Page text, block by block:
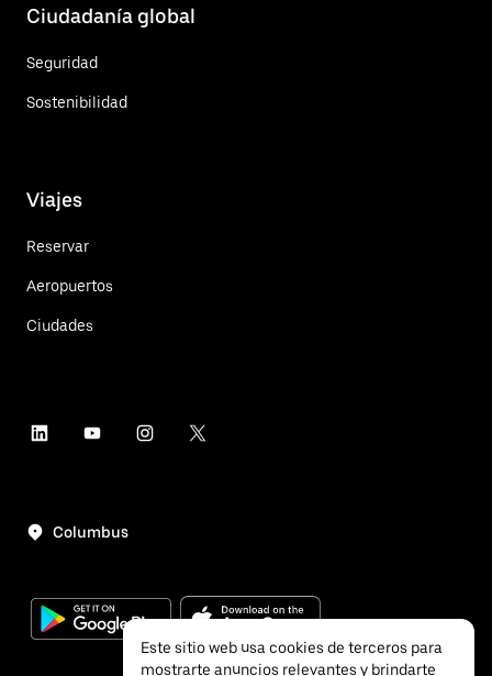
Ciudadanía global
Seguridad
Sostenibilidad
Viajes
Reservar
Aeropuertos
Ciudades
Columbus
Este sitio web usa cookies de terceros para
mostrarte anuncios relevantes y brindarte